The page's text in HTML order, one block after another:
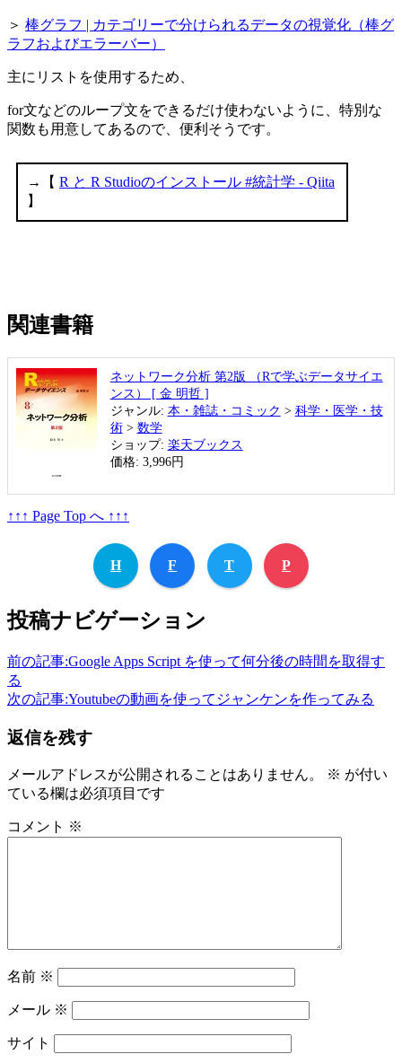
＞ 棒グラフ | カテゴリーで分けられるデータの視覚化（棒グ
ラフおよびエラーバー）
主にリストを使用するため、
for文などのループ文をできるだけ使わないように、特別な
関数も用意してあるので、便利そうです。
関連書籍
ネットワーク分析 第2版 （Rで学ぶデータサイエ
ンス） [ 金 明哲 ]
ジャンル: 本・雑誌・コミック > 科学・医学・技
術> 数学
ショップ: 楽天ブックス
価格: 3,996円
↑↑↑ Page Top へ ↑↑↑
H F T P
投稿ナビゲーション
前の記事:Google Apps Script を使って何分後の時間を取得す
る
次の記事:Youtubeの動画を使ってジャンケンを作ってみる
返信を残す
メールアドレスが公開されることはありません。 ※ が付い
ている欄は必須項目です
コメント ※
名前 ※
メール ※
サイト